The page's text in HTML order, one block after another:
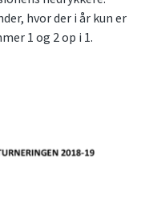
hvor der i år kun er
1 og 2 op i 1.